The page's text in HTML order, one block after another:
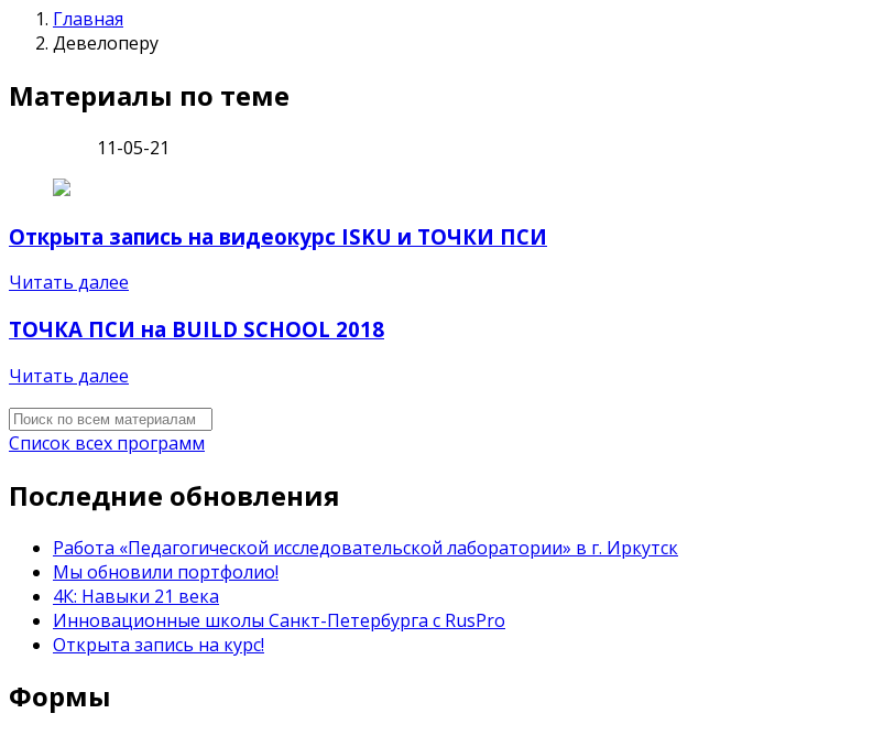
Главная
Девелоперу
Материалы по теме
11-05-21
Открыта запись на видеокурс ISKU и ТОЧКИ ПСИ
Читать далее
ТОЧКА ПСИ на BUILD SCHOOL 2018
Читать далее
Список всех программ
Последние обновления
Работа «Педагогической исследовательской лаборатории» в г. Иркутск
Мы обновили портфолио!
4К: Навыки 21 века
Инновационные школы Санкт-Петербурга с RusPro
Открыта запись на курс!
Формы